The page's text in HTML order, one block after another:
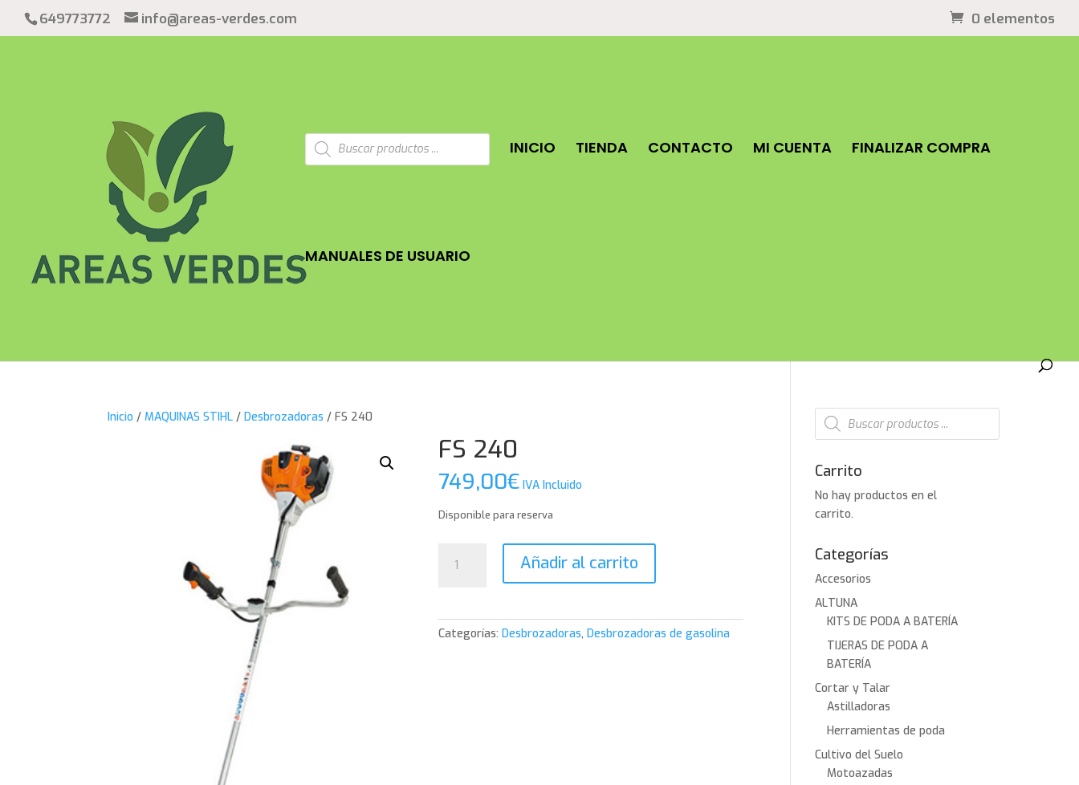
649773772 info@areas-verdes.com 0 elementos
Búsqueda
de
productos
INICIO TIENDA CONTACTO MI CUENTA FINALIZAR COMPRA
MANUALES DE USUARIO
Inicio /MAQUINAS STIHL /Desbrozadoras / FS 240
FS 240
749,00€ IVA Incluido
Disponible para reserva
240
Añadir al carrito
Categorías:Desbrozadoras,Desbrozadoras de gasolina
Búsqueda
de
productos
Carrito
No hay productos en el
carrito.
Categorías
Accesorios
ALTUNA
KITS DE PODA A BATERÍA
TIJERAS DE PODA A
BATERÍA
Cortar y Talar
Astilladoras
Herramientas de poda
Cultivo del Suelo
Motoazadas